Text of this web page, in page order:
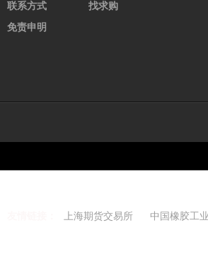
联系方式
免责申明
找求购
上海期货交易所 中国橡胶工